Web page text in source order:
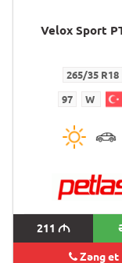
Velox Sport
265/35 R18
97 W
211 M
Zəng et